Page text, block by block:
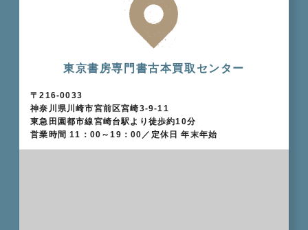
東京書房専門書古本買取センター
〒216-0033
神奈川県川崎市宮前区宮崎3-9-11
東急田園都市線宮崎台駅より徒歩約10分
営業時間 11：00～19：00／定休日 年末年始